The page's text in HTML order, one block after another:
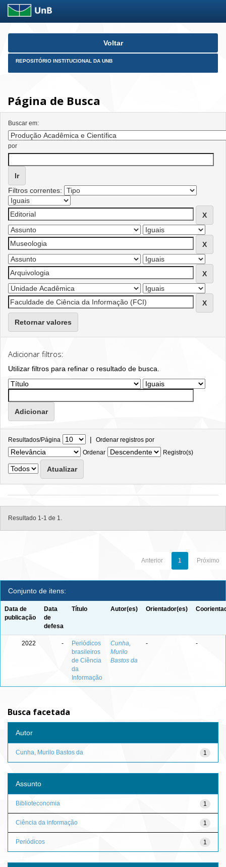
Skip
Voltar
REPOSITÓRIO INSTITUCIONAL DA UNB
Página de Busca
Buscar em:
por
Filtros correntes:
Retornar valores
Adicionar filtros:
Utilizar filtros para refinar o resultado de busca.
Resultados/Página | Ordenar registros por
Ordenar
Registro(s)
Resultado 1-1 de 1.
Anterior 1 Próximo
Conjunto de itens:
Data de
publicação
Data
de
defesa
Título Autor(es) Orientador(es)
2022 -
Periódicos
brasileiros
de Ciência
da
Informação
Cunha,
Murilo
Bastos da
- -
Busca facetada
Autor
1
Cunha, Murilo Bastos da
Assunto
1
Biblioteconomia
1
Ciência da informação
1
Periódicos